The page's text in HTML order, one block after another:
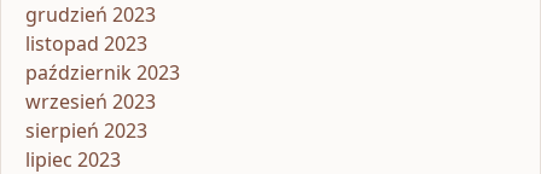
grudzień 2023
listopad 2023
październik 2023
wrzesień 2023
sierpień 2023
lipiec 2023